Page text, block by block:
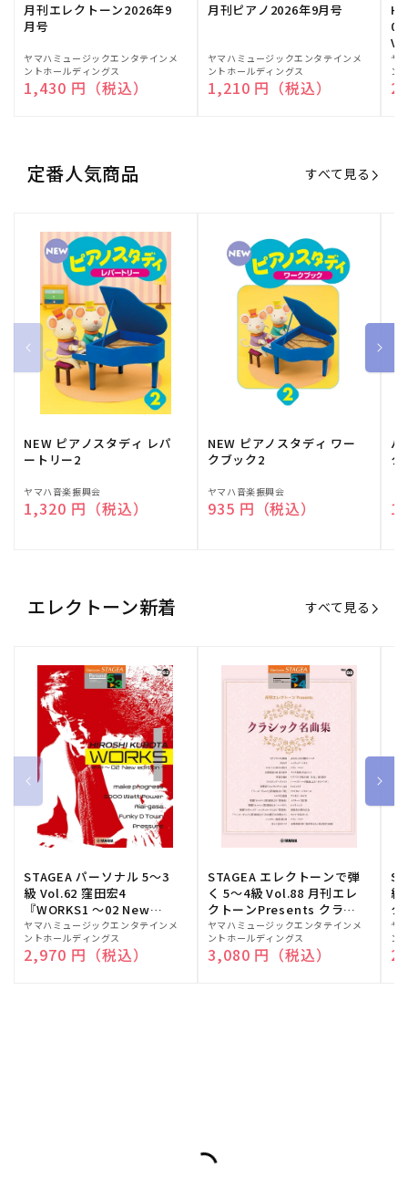
月刊エレクトーン2026年9
月号
販
売
元:
ヤマハミュージックエンタテインメ
ントホールディングス
通常価格
1,430 円（税込）
月刊ピアノ2026年9月号
販
売
元:
ヤマハミュージックエンタテインメ
ントホールディングス
通常価格
1,210 円（税込）
販
売
元:
ヤ
ン
定番人気商品 すべて見る
NEW ピアノスタディ レパ
ートリー2
販
売
ヤマハ音楽振興会
通常価格
1,320 円（税込）
NEW ピアノスタディ ワー
クブック2
販
売
ヤマハ音楽振興会
通常価格
935 円（税込）
バ
ク
売
エレクトーン新着 すべて見る
STAGEA パーソナル 5～3
級 Vol.62 窪田宏4
『WORKS1 ～02 New
edition～』
販
売
元:
ヤマハミュージックエンタテインメ
ントホールディングス
通常価格
2,970 円（税込）
STAGEA エレクトーンで弾
く 5～4級 Vol.88 月刊エレ
クトーンPresents クラシ
ック名曲集
販
売
元:
ヤマハミュージックエンタテインメ
ントホールディングス
通常価格
3,080 円（税込）
級
ク
販
売
元:
ヤ
ン